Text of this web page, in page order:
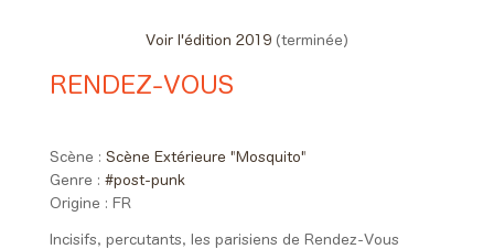
Voir l'édition 2019 (terminée)
RENDEZ-VOUS
Scène : Scène Extérieure "Mosquito"
Genre : #post-punk
Origine : FR
Incisifs, percutants, les parisiens de Rendez-Vous